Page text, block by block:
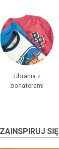
›
Ubrania z
bohaterami
ZAINSPIRUJ SIĘ